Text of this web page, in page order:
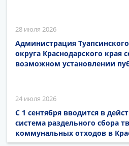
28 июля 2026
Администрация
округа Краснодарского края
возможном установлении
24 июля 2026
С 1 сентября вводится в
система раздельного сбора
коммунальных отходов в